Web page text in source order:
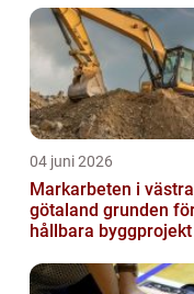
04 juni 2026
Markarbeten i västra
götaland grunden för
hållbara byggprojekt